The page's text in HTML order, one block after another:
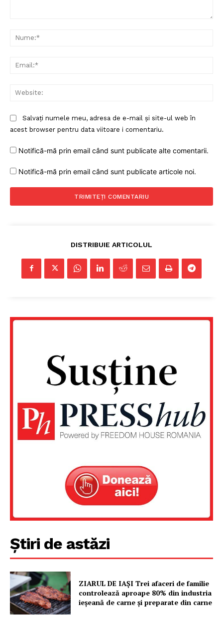
Salvați numele meu, adresa de e-mail și site-ul web în
acest browser pentru data viitoare i comentariu.
Notifică-mă prin email când sunt publicate alte comentarii.
Notifică-mă prin email când sunt publicate articole noi.
DISTRIBUIE ARTICOLUL
Știri de astăzi
ZIARUL DE IAȘI Trei afaceri de familie
controlează aproape 80% din industria
ieșeană de carne și preparate din carne